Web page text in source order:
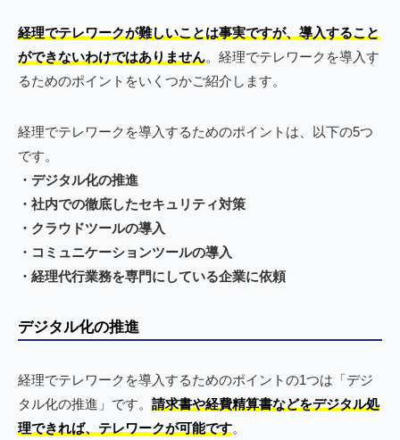
経理でテレワークが難しいことは事実ですが、導入すること
ができないわけではありません。経理でテレワークを導入す
るためのポイントをいくつかご紹介します。
経理でテレワークを導入するためのポイントは、以下の5つ
です。
・デジタル化の推進
・社内での徹底したセキュリティ対策
・クラウドツールの導入
・コミュニケーションツールの導入
・経理代行業務を専門にしている企業に依頼
デジタル化の推進
経理でテレワークを導入するためのポイントの1つは「デジ
タル化の推進」です。 請求書や経費精算書などをデジタル処
理できれば、テレワークが可能です。